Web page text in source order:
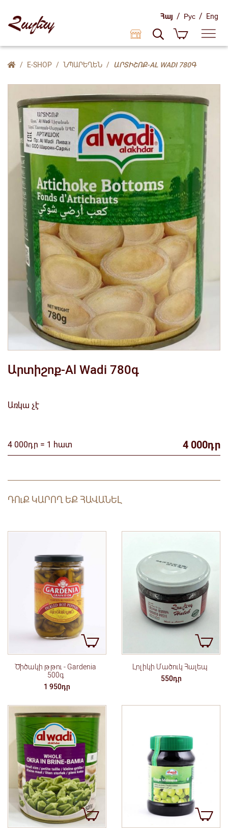
Հայ / Рус / Eng
E-SHOP ՆՊԱՐԵՂԵՆ ԱՐՏԻՇՈՔ-AL WADI 780Գ
Արտիշոք-Al Wadi 780գ
Առկա չէ
4 000դր = 1 հատ 4 000դր
ԴՈւՔ ԿԱՐՈՂ ԵՔ ՀԱՎԱՆԵԼ
Ծիծակի թթու - Gardenia
500գ
1 950դր
Լոլիկի Մածուկ Հալեպ
550դր